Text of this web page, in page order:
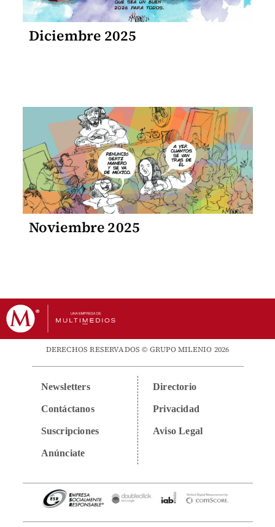
Diciembre 2025
Noviembre 2025
DERECHOS RESERVADOS © GRUPO MILENIO 2026
Newsletters
Contáctanos
Suscripciones
Anúnciate
Directorio
Privacidad
Aviso Legal